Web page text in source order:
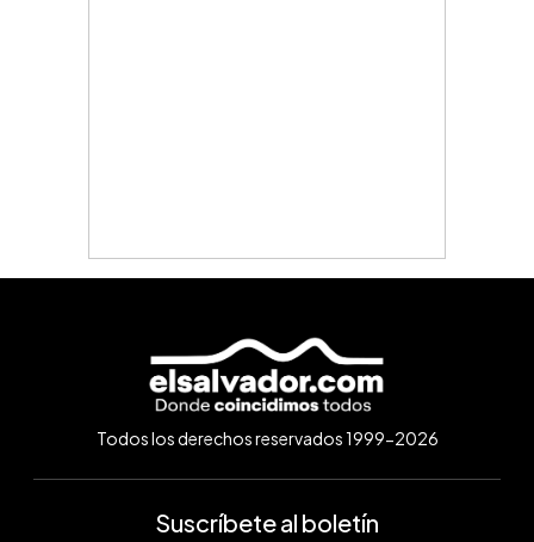
Todos los derechos reservados 1999-2026
Suscríbete al boletín